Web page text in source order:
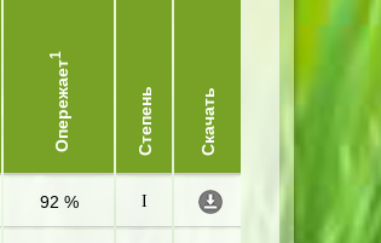
Опережает
1
Степень Скачать
92 % I